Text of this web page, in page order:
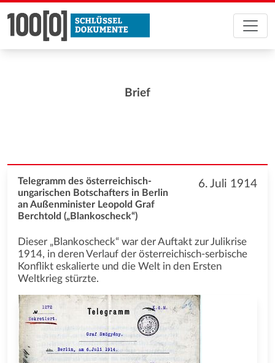
Brief
6. Juli 1914
Telegramm des österreichisch-
ungarischen Botschafters in Berlin
an Außenminister Leopold Graf
Berchtold („Blankoscheck“)
Dieser „Blankoscheck“ war der Auftakt zur Julikrise
1914, in deren Verlauf der österreichisch-serbische
Konflikt eskalierte und die Welt in den Ersten
Weltkrieg stürzte.